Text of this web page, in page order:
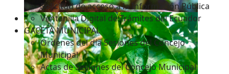
Solicitud de acceso a la Información Pública
Ventanilla Digital de Trámites del Ecuador
GACETA MUNICIPAL
Ordenes del día Sesiones del Concejo
Municipal
Actas de Sesiones del Concejo Municipal